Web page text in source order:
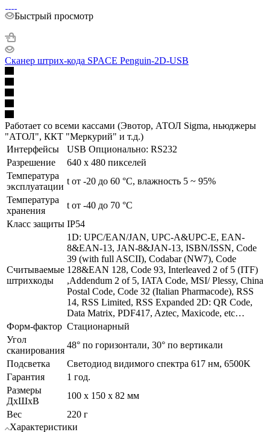
Быстрый просмотр
Сканер штрих-кода SPACE Penguin-2D-USB
Работает со всеми кассами (Эвотор, АТОЛ Sigma, ньюджеры
"АТОЛ", ККТ "Меркурий" и т.д.)
Интерфейсы
USB Опционально: RS232
Разрешение
640 x 480 пикселей
Температура
эксплуатации
t от -20 до 60 °C, влажность 5 ~ 95%
Температура
хранения
t от -40 до 70 °C
Класс защиты IP54
Считываемые
штрихкоды
1D: UPC/EAN/JAN, UPC-A&UPC-E, EAN-
8&EAN-13, JAN-8&JAN-13, ISBN/ISSN, Code
39 (with full ASCII), Codabar (NW7), Code
128&EAN 128, Code 93, Interleaved 2 of 5 (ITF)
,Addendum 2 of 5, IATA Code, MSI/ Plessy, China
Postal Code, Code 32 (Italian Pharmacode), RSS
14, RSS Limited, RSS Expanded 2D: QR Code,
Data Matrix, PDF417, Aztec, Maxicode, etc…
Форм-фактор Стационарный
Угол
сканирования
48° по горизонтали, 30° по вертикали
Подсветка
Светодиод видимого спектра 617 нм, 6500K
Гарантия
1 год.
Размеры
ДхШхВ
100 х 150 х 82 мм
Вес
220 г
Характеристики